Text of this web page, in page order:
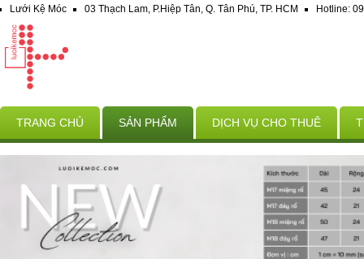
Lưới Kệ Móc 03 Thạch Lam, P.Hiệp Tân, Q. Tân Phú, TP. HCM Hotline:
TRANG CHỦ SẢN PHẨM DỊCH VỤ CHO THUÊ